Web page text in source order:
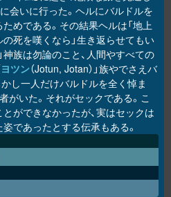
に会いに行った。ヘルにバルドルを
めである。その結果ヘルは「地上
死を嘆くなら」生き返らせてもい
神族は勿論のこと、人間やすべての
ヨツン（Jotun, Jotan）」族やでさえバ
し一人だけバルドルを全く悼ま
がいた。それがセックである。こ
ができなかったが、実はセックは
であったとする伝承もある。